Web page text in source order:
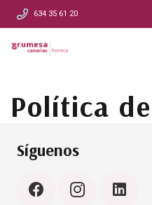
634 35 61 20
Política
Síguenos